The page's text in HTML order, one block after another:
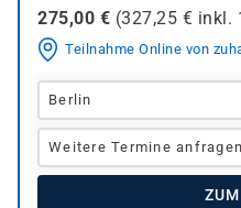
275,00 € (327,25 € inkl.
Teilnahme Online von
Berlin
Weitere Termine anfragen